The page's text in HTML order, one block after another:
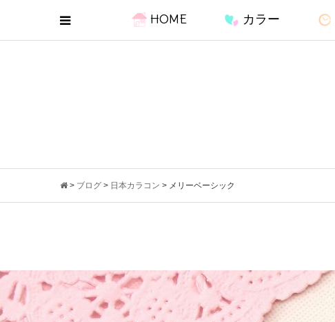
HOME カラー
> ブログ > 日本カラコン > メリーベーシック